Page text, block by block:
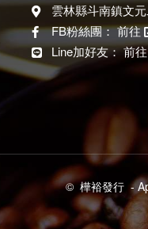
雲林縣斗南鎮文
FB粉絲團：前往
Line加好友：前
©樺裕發行-